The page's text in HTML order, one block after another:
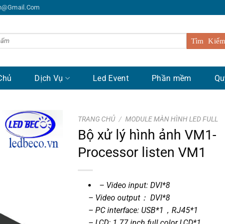
Dịch Vụ Led Event Phần mềm
TRANG CHỦ / MODULE MÀN HÌNH LED FULL
Bộ xử lý hình ảnh VM1-
Processor listen VM1
– Video input: DVI*8
– Video output： DVI*8
– PC interface: USB*1，RJ45*1